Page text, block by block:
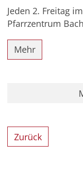
Jeden 2. Freitag
Pfarrzentrum
Mehr
Zurück